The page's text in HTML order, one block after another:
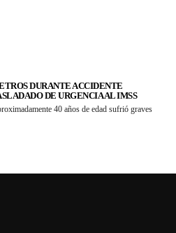
DURANTE ACCIDENTE
DE URGENCIA AL IMSS
40 años de edad sufrió graves